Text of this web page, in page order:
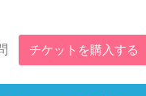
チケットを購入する